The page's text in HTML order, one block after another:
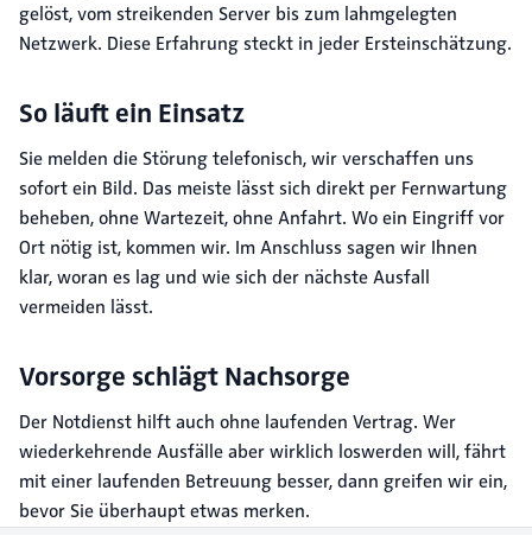
gelöst, vom streikenden Server bis zum lahmgelegten
Netzwerk. Diese Erfahrung steckt in jeder Ersteinschätzung.
So läuft ein Einsatz
Sie melden die Störung telefonisch, wir verschaffen uns
sofort ein Bild. Das meiste lässt sich direkt per Fernwartung
beheben, ohne Wartezeit, ohne Anfahrt. Wo ein Eingriff vor
Ort nötig ist, kommen wir. Im Anschluss sagen wir Ihnen
klar, woran es lag und wie sich der nächste Ausfall
vermeiden lässt.
Vorsorge schlägt Nachsorge
Der Notdienst hilft auch ohne laufenden Vertrag. Wer
wiederkehrende Ausfälle aber wirklich loswerden will, fährt
mit einer laufenden Betreuung besser, dann greifen wir ein,
bevor Sie überhaupt etwas merken.